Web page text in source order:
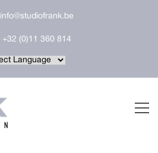
info@studiofrank.be
+32 (0)11 360 814